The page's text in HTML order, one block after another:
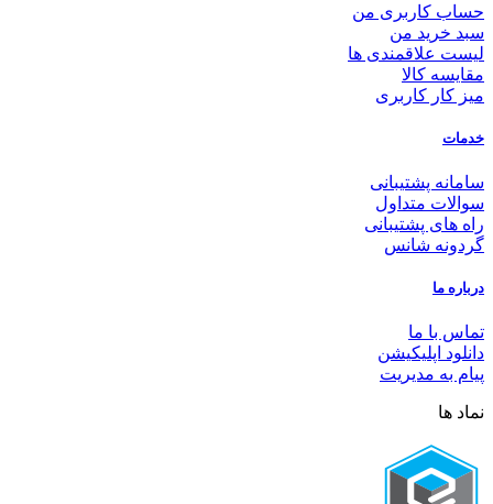
حساب کاربری من
سبد خرید من
لیست علاقمندی ها
مقایسه کالا
میز کار کاربری
خدمات
سامانه پشتیبانی
سوالات متداول
راه های پشتیبانی
گردونه شانس
درباره ما
تماس با ما
دانلود اپلیکیشن
پیام به مدیریت
نماد ها